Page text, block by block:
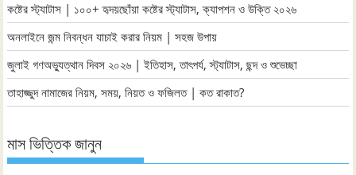
কষ্টের স্ট্যাটাস | ১০০+ হৃদয়ছোঁয়া কষ্টের স্ট্যাটাস, ক্যাপশন ও উক্তি ২০২৬
অনলাইনে জন্ম নিবন্ধন যাচাই করার নিয়ম | সহজ উপায়
জুলাই গণঅভ্যুত্থান দিবস ২০২৬ | ইতিহাস, তাৎপর্য, স্ট্যাটাস, ছন্দ ও শুভেচ্ছা
তাহাজ্জুদ নামাজের নিয়ম, সময়, নিয়ত ও ফজিলত | কত রাকাত?
মাস ভিত্তিক জানুন